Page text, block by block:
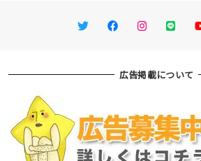
TwitterFacebookInstagram
LINE
広告掲載について